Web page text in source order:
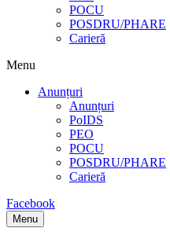
POCU
POSDRU/PHARE
Carieră
Menu
Anunțuri
Anunțuri
PoIDS
PEO
POCU
POSDRU/PHARE
Carieră
Facebook
Menu